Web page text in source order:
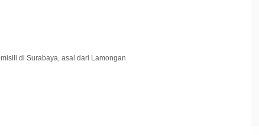
di Surabaya, asal dari Lamongan